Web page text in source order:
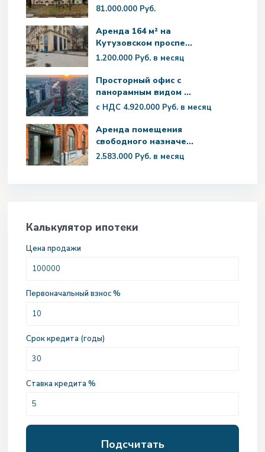
81.000.000 Руб.
Аренда 164 м² на
Кутузовском проспе...
1.200.000 Руб. в месяц
Просторный офис с
панорамным видом ...
с НДС 4.920.000 Руб. в месяц
Аренда помещения
свободного назначе...
2.583.000 Руб. в месяц
Калькулятор ипотеки
Цена продажи
Первоначальный взнос %
Срок кредита (годы)
Ставка кредита %
Подсчитать